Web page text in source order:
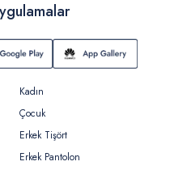
Kadın
Çocuk
Erkek Tişört
Erkek Pantolon